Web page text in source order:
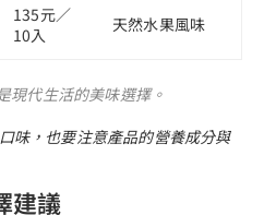
135元／
10入
天然水果風味
現代生活的美味選擇。
味，也要注意產品的營養成分與
建議